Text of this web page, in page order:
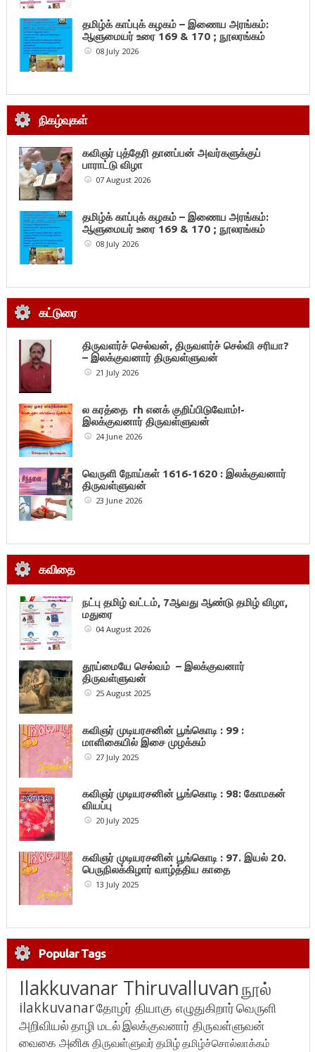
தமிழ்க் காப்புக் கழகம் – இணைய அரங்கம்:
ஆளுமையர் உரை 169 & 170 ; நூலரங்கம்
08 July 2026
நிகழ்வுகள்
கவிஞர் புத்தேரி தானப்பன் அவர்களுக்குப்
பாராட்டு விழா
07 August 2026
தமிழ்க் காப்புக் கழகம் – இணைய அரங்கம்:
ஆளுமையர் உரை 169 & 170 ; நூலரங்கம்
08 July 2026
கட்டுரை
திருவளர்ச் செல்வன், திருவளர்ச் செல்வி சரியா?
– இலக்குவனார் திருவள்ளுவன்
21 July 2026
ல கரத்தை rh எனக் குறிப்பிடுவோம்!-
இலக்குவனார் திருவள்ளுவன்
24 June 2026
வெருளி நோய்கள் 1616-1620 : இலக்குவனார்
திருவள்ளுவன்
23 June 2026
கவிதை
நட்பு தமிழ் வட்டம், 7ஆவது ஆண்டு தமிழ் விழா,
மதுரை
04 August 2026
தூய்மையே செல்வம் – இலக்குவனார்
திருவள்ளுவன்
25 August 2025
கவிஞர் முடியரசனின் பூங்கொடி : 99 :
மாளிகையில் இசை முழக்கம்
27 July 2025
கவிஞர் முடியரசனின் பூங்கொடி : 98: கோமகன்
வியப்பு
20 July 2025
கவிஞர் முடியரசனின் பூங்கொடி : 97. இயல் 20.
பெருநிலக்கிழார் வாழ்த்திய காதை
13 July 2025
Popular Tags
Ilakkuvanar Thiruvalluvanநூல்
ilakkuvanarதோழர் தியாகு எழுதுகிறார்வெருளி
அறிவியல்தாழி மடல்இலக்குவனார் திருவள்ளுவன்
வைகை அனிசுதிருவள்ளுவர்தமிழ்தமிழ்ச்சொல்லாக்கம்